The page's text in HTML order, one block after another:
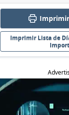
Imprimir Lista de